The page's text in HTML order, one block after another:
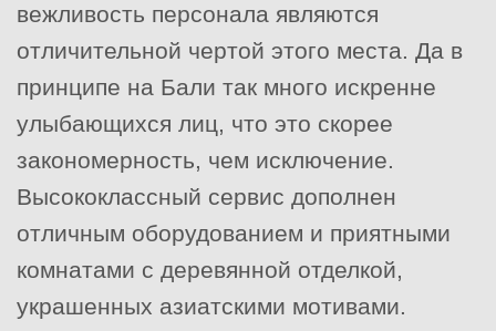
вежливость персонала являются
отличительной чертой этого места. Да в
принципе на Бали так много искренне
улыбающихся лиц, что это скорее
закономерность, чем исключение.
Высококлассный сервис дополнен
отличным оборудованием и приятными
комнатами с деревянной отделкой,
украшенных азиатскими мотивами.